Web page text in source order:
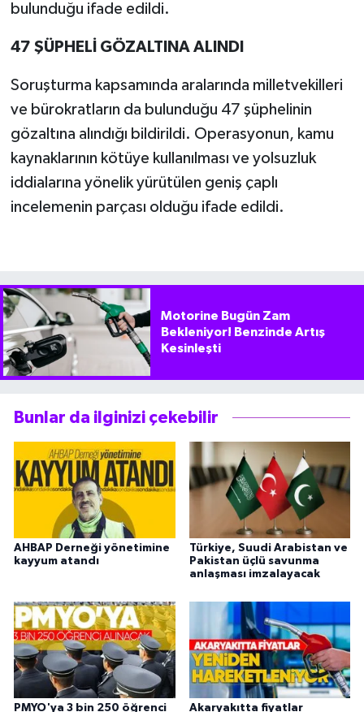
bulunduğu ifade edildi.
47 ŞÜPHELİ GÖZALTINA ALINDI
Soruşturma kapsamında aralarında milletvekilleri
ve bürokratların da bulunduğu 47 şüphelinin
gözaltına alındığı bildirildi. Operasyonun, kamu
kaynaklarının kötüye kullanılması ve yolsuzluk
iddialarına yönelik yürütülen geniş çaplı
incelemenin parçası olduğu ifade edildi.
Motorine Bugün Zam
Bekleniyor! Benzinde Artış
Kesinleşti
Bunlar da ilginizi çekebilir
AHBAP Derneği yönetimine
kayyum atandı
Türkiye, Suudi Arabistan ve
Pakistan üçlü savunma
anlaşması imzalayacak
PMYO'ya 3 bin 250 öğrenci Akaryakıtta fiyatlar